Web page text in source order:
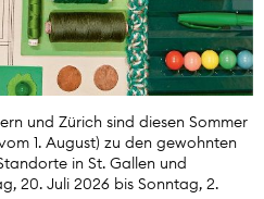
und Zürich sind diesen Sommer
1. August) zu den gewohnten
in St. Gallen und
20. Juli 2026 bis Sonntag, 2.